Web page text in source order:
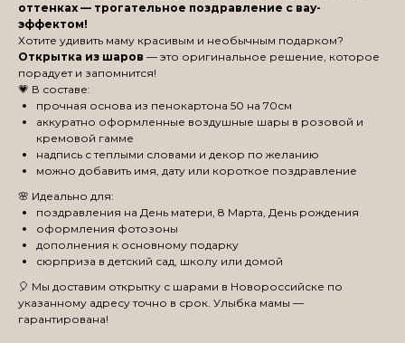
оттенках — трогательное поздравление с вау-
эффектом!
Хотите удивить маму красивым и необычным подарком?
Открытка из шаров — это оригинальное решение, которое
порадует и запомнится!
💗 В составе:
прочная основа из пенокартона 50 на 70см
аккуратно оформленные воздушные шары в розовой и
кремовой гамме
надпись с теплыми словами и декор по желанию
можно добавить имя, дату или короткое поздравление
🌸 Идеально для:
поздравления на День матери, 8 Марта, День рождения
оформления фотозоны
дополнения к основному подарку
сюрприза в детский сад, школу или домой
🎈 Мы доставим открытку с шарами в Новороссийске по
указанному адресу точно в срок. Улыбка мамы —
гарантирована!